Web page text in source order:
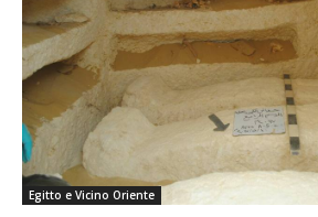
Egitto e Vicino Oriente